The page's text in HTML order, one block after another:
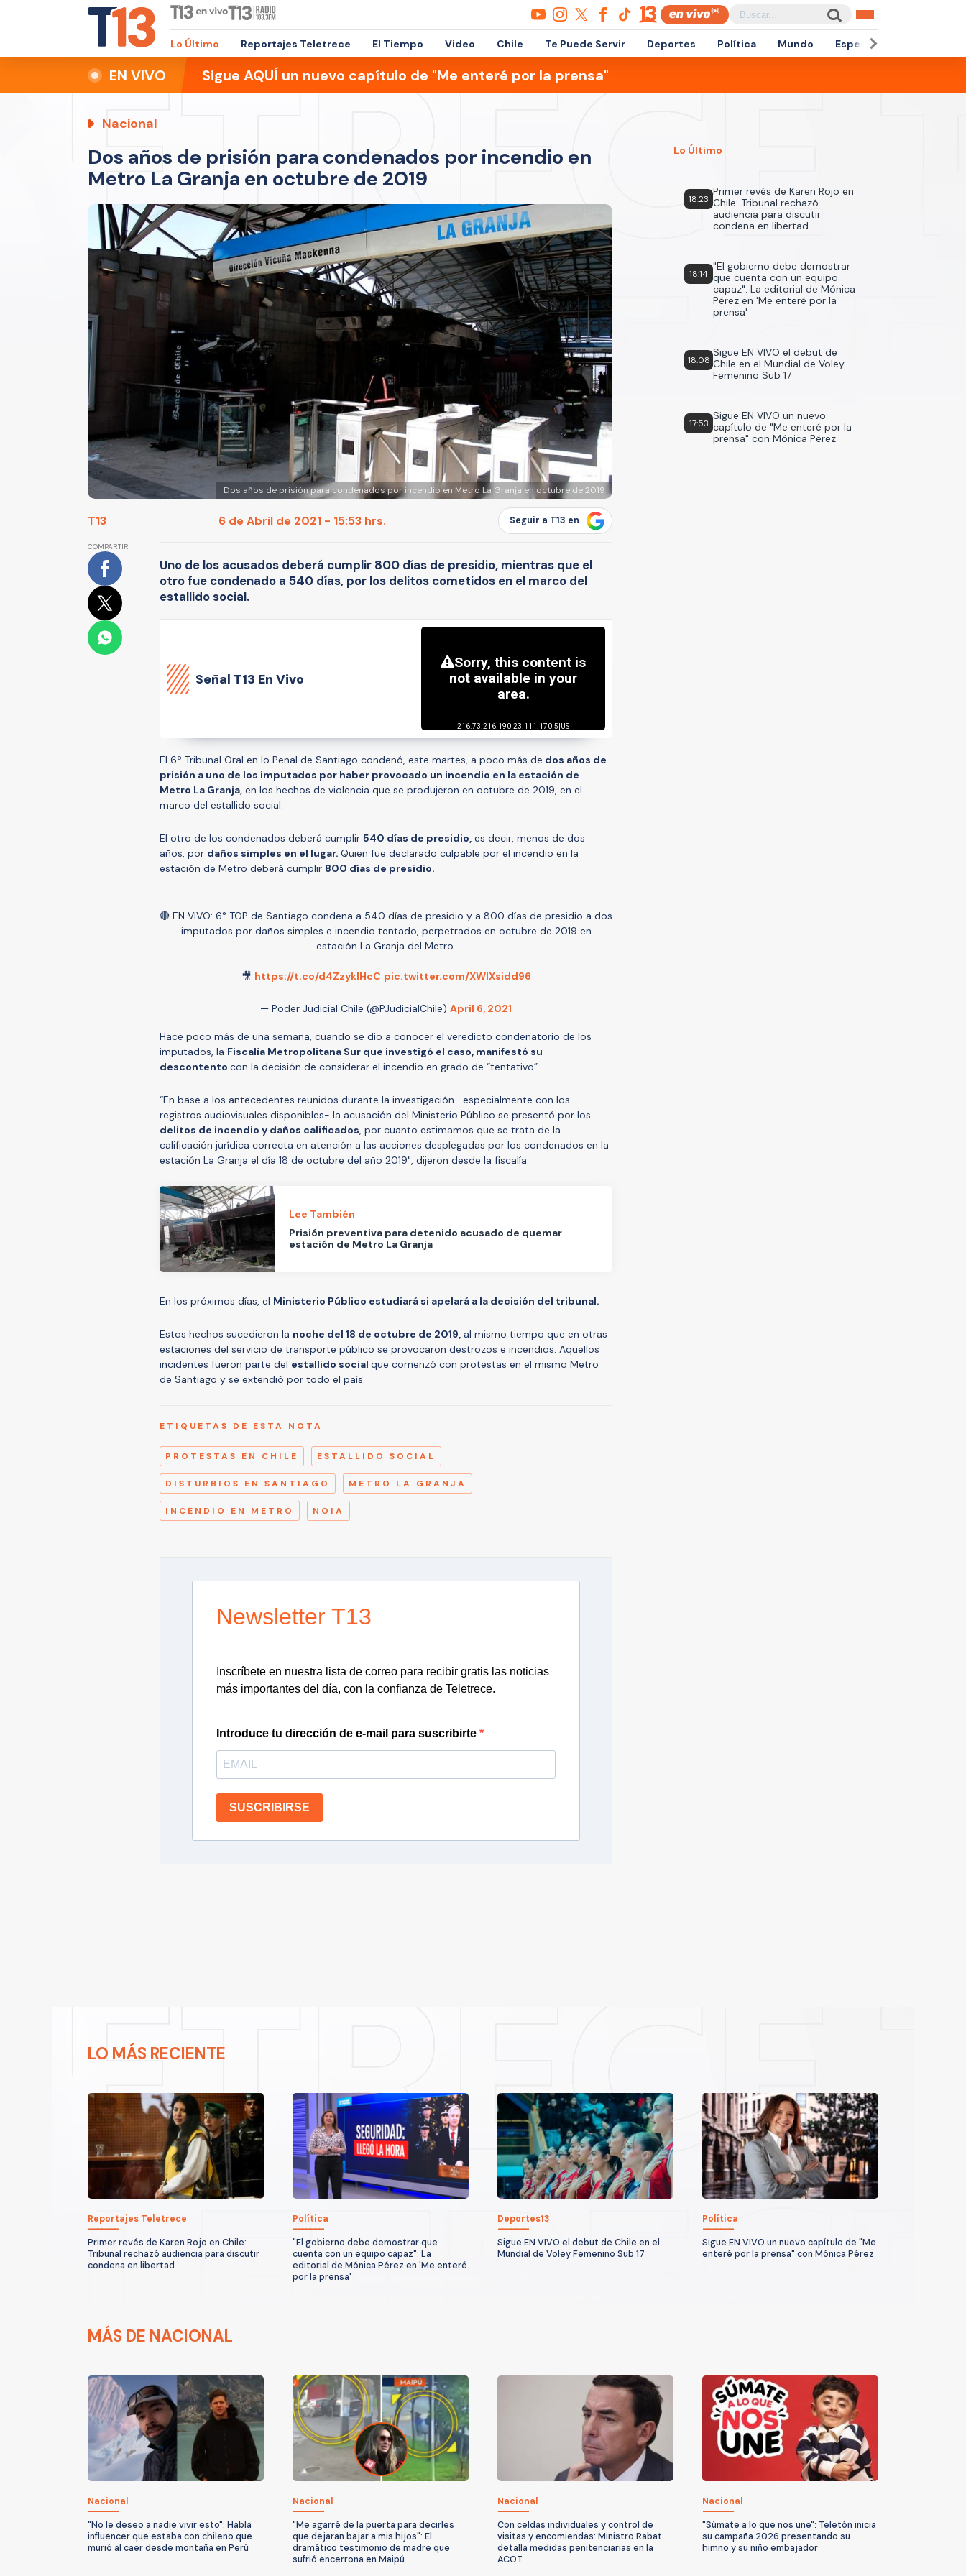
Lo Último Reportajes Teletrece El Tiempo Video Chile Te Puede Servir Deportes Política Mundo Espectáculos
EN VIVO Sigue AQUÍ un nuevo capítulo de "Me enteré por la prensa"
Nacional
Dos años de prisión para condenados por incendio en
Metro La Granja en octubre de 2019
Dos años de prisión para condenados por incendio en Metro La Granja en octubre de 2019
T13 6 de Abril de 2021 - 15:53 hrs. Seguir a T13 en
COMPARTIR
Uno de los acusados deberá cumplir 800 días de presidio, mientras que el
otro fue condenado a 540 días, por los delitos cometidos en el marco del
estallido social.
Señal T13 En Vivo
El 6º Tribunal Oral en lo Penal de Santiago condenó, este martes, a poco más de dos años de
prisión a uno de los imputados por haber provocado un incendio en la estación de
Metro La Granja, en los hechos de violencia que se produjeron en octubre de 2019, en el
marco del estallido social.
El otro de los condenados deberá cumplir 540 días de presidio, es decir, menos de dos
años, por daños simples en el lugar. Quien fue declarado culpable por el incendio en la
estación de Metro deberá cumplir 800 días de presidio.
🔴 EN VIVO: 6° TOP de Santiago condena a 540 días de presidio y a 800 días de presidio a dos
imputados por daños simples e incendio tentado, perpetrados en octubre de 2019 en
estación La Granja del Metro.
🎥 https://t.co/d4ZzykIHcC pic.twitter.com/XWIXsidd96
— Poder Judicial Chile (@PJudicialChile) April 6, 2021
Hace poco más de una semana, cuando se dio a conocer el veredicto condenatorio de los
imputados, la Fiscalía Metropolitana Sur que investigó el caso, manifestó su
descontento con la decisión de considerar el incendio en grado de “tentativo”.
“En base a los antecedentes reunidos durante la investigación -especialmente con los
registros audiovisuales disponibles- la acusación del Ministerio Público se presentó por los
delitos de incendio y daños calificados, por cuanto estimamos que se trata de la
calificación jurídica correcta en atención a las acciones desplegadas por los condenados en la
estación La Granja el día 18 de octubre del año 2019", dijeron desde la fiscalía.
Lee También
Prisión preventiva para detenido acusado de quemar
estación de Metro La Granja
En los próximos días, el Ministerio Público estudiará si apelará a la decisión del tribunal.
Estos hechos sucedieron la noche del 18 de octubre de 2019, al mismo tiempo que en otras
estaciones del servicio de transporte público se provocaron destrozos e incendios. Aquellos
incidentes fueron parte del estallido social que comenzó con protestas en el mismo Metro
de Santiago y se extendió por todo el país.
ETIQUETAS DE ESTA NOTA
PROTESTAS EN CHILE ESTALLIDO SOCIAL
DISTURBIOS EN SANTIAGO METRO LA GRANJA
INCENDIO EN METRO NOIA
Newsletter T13
Inscríbete en nuestra lista de correo para recibir gratis las noticias
más importantes del día, con la confianza de Teletrece.
Introduce tu dirección de e-mail para suscribirte
SUSCRIBIRSE
Lo Último
18:23
Primer revés de Karen Rojo en
Chile: Tribunal rechazó
audiencia para discutir
condena en libertad
18:14
"El gobierno debe demostrar
que cuenta con un equipo
capaz": La editorial de Mónica
Pérez en 'Me enteré por la
prensa'
18:08
Sigue EN VIVO el debut de
Chile en el Mundial de Voley
Femenino Sub 17
17:53
Sigue EN VIVO un nuevo
capítulo de "Me enteré por la
prensa" con Mónica Pérez
LO MÁS RECIENTE
Reportajes Teletrece
Primer revés de Karen Rojo en Chile:
Tribunal rechazó audiencia para discutir
condena en libertad
Política
"El gobierno debe demostrar que
cuenta con un equipo capaz": La
editorial de Mónica Pérez en 'Me enteré
por la prensa'
Deportes13
Sigue EN VIVO el debut de Chile en el
Mundial de Voley Femenino Sub 17
Política
Sigue EN VIVO un nuevo capítulo de "Me
enteré por la prensa" con Mónica Pérez
MÁS DE NACIONAL
Nacional
"No le deseo a nadie vivir esto": Habla
influencer que estaba con chileno que
murió al caer desde montaña en Perú
Nacional
"Me agarré de la puerta para decirles
que dejaran bajar a mis hijos": El
dramático testimonio de madre que
sufrió encerrona en Maipú
Nacional
Con celdas individuales y control de
visitas y encomiendas: Ministro Rabat
detalla medidas penitenciarias en la
ACOT
Nacional
"Súmate a lo que nos une": Teletón inicia
su campaña 2026 presentando su
himno y su niño embajador